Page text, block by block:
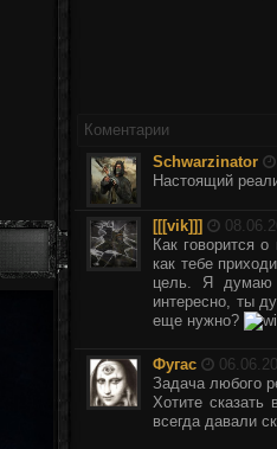
Коментарии
Schwarzinator
Настоящий
[[[vik]]]
Как говорится
как тебе
цель. Я думаю
интересно, ты
еще нужно?
Фугас
Задача любого
Хотите
всегда давали